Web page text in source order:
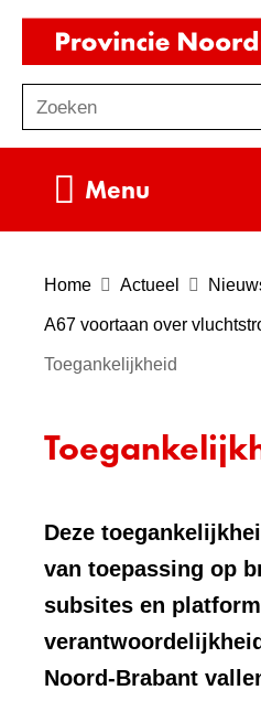
o
e
Zoeken
Menu
Home Actueel
A67 voortaan over
Toegankelijkheid
Deze
van toepassing op
subsites en
Noord-Brabant